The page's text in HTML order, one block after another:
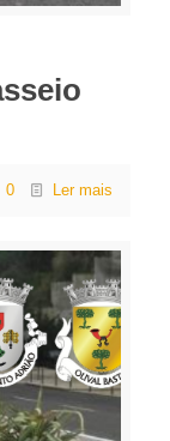
0 Ler mais